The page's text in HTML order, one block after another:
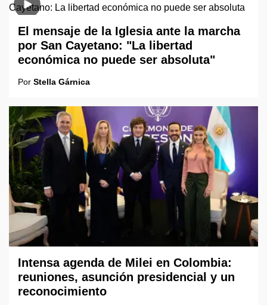
El mensaje de la Iglesia ante la marcha
por San Cayetano: "La libertad
económica no puede ser absoluta"
Por Stella Gárnica
Intensa agenda de Milei en Colombia:
reuniones, asunción presidencial y un
reconocimiento